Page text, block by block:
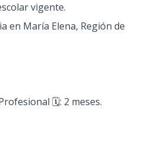
vigente.
en María Elena, Región de
🗓️: 2 meses.